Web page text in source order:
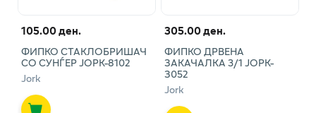
105.00 ден.
ФИПКО СТАКЛОБРИШАЧ
СО СУНЃЕР ЈОРК-8102
Jork
305.00 ден.
ФИПКО ДРВЕНА
ЗАКАЧАЛКА 3/1 ЈОРК-
З052
Jork